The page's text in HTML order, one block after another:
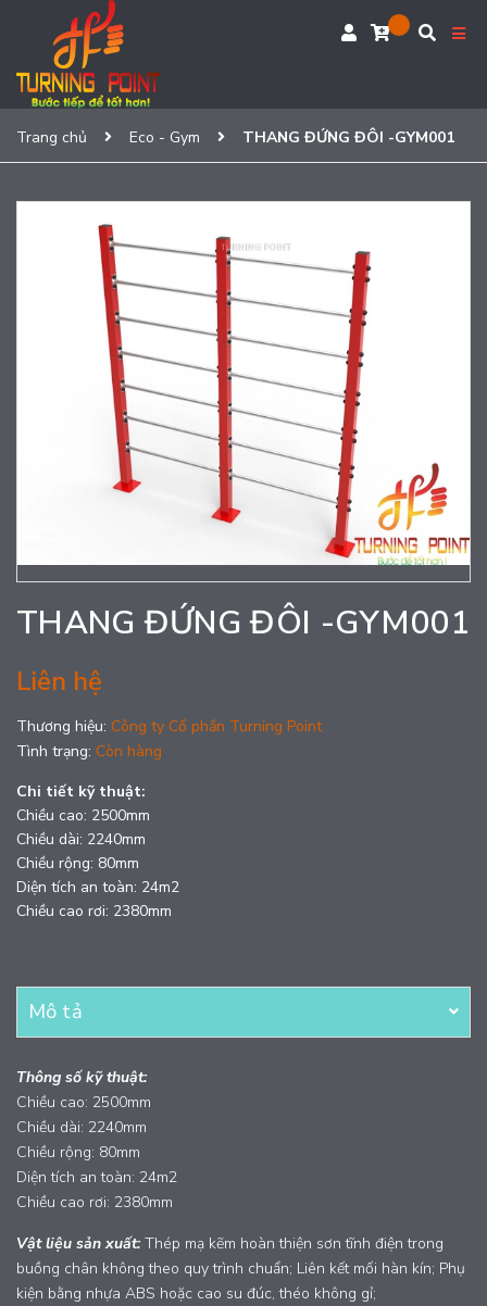
Trang chủ Eco - Gym THANG ĐỨNG ĐÔI -GYM001
THANG ĐỨNG ĐÔI -GYM001
Liên hệ
Thương hiệu: Công ty Cổ phần Turning Point
Tình trạng: Còn hàng
Chi tiết kỹ thuật:
Chiều cao: 2500mm
Chiều dài: 2240mm
Chiều rộng: 80mm
Diện tích an toàn: 24m2
Chiều cao rơi: 2380mm
Mô tả
Thông số kỹ thuật:
Chiều cao: 2500mm
Chiều dài: 2240mm
Chiều rộng: 80mm
Diện tích an toàn: 24m2
Chiều cao rơi: 2380mm
Vật liệu sản xuất:Thép mạ kẽm hoàn thiện sơn tĩnh điện trong
buồng chân không theo quy trình chuẩn; Liên kết mối hàn kín; Phụ
kiện bằng nhựa ABS hoặc cao su đúc, théo không gỉ;